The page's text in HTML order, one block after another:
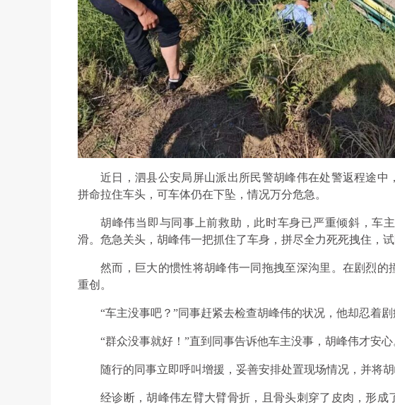
近日，泗县公安局屏山派出所民警胡峰伟在处警返程途
拼命拉住车头，可车体仍在下坠，情况万分危急。
胡峰伟当即与同事上前救助，此时车身已严重倾斜，车
滑。危急关头，胡峰伟一把抓住了车身，拼尽全力死死拽住，
然而，巨大的惯性将胡峰伟一同拖拽至深沟里。在剧烈
重创。
“车主没事吧？”同事赶紧去检查胡峰伟的状况，他却忍着剧
“群众没事就好！”直到同事告诉他车主没事，胡峰伟才安心
随行的同事立即呼叫增援，妥善安排处置现场情况，并将胡
经诊断，胡峰伟左臂大臂骨折，且骨头刺穿了皮肉，形成